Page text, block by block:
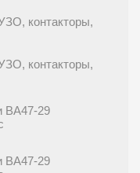
контакторы,
контакторы,
ВА47-29
ВА47-29